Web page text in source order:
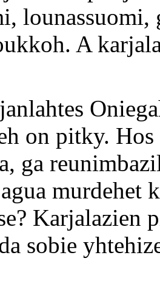
A
on pitky.
ga
murdehet
Karjalazien
sobie